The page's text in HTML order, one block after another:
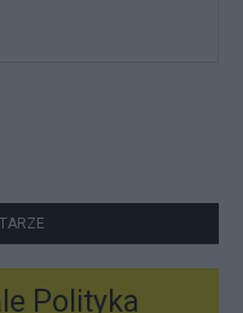
Polityka